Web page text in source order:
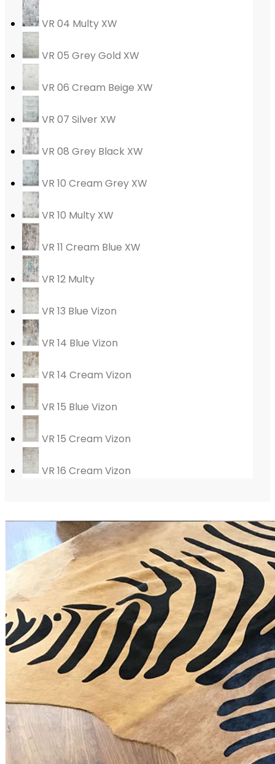
VR 04 Multy XW
VR 05 Grey Gold XW
VR 06 Cream Beige XW
VR 07 Silver XW
VR 08 Grey Black XW
VR 10 Cream Grey XW
VR 10 Multy XW
VR 11 Cream Blue XW
VR 12 Multy
VR 13 Blue Vizon
VR 14 Blue Vizon
VR 14 Cream Vizon
VR 15 Blue Vizon
VR 15 Cream Vizon
VR 16 Cream Vizon